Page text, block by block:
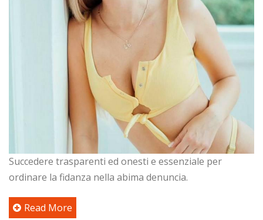
Succedere trasparenti ed onesti e essenziale per
ordinare la fidanza nella abima denuncia.
Read More